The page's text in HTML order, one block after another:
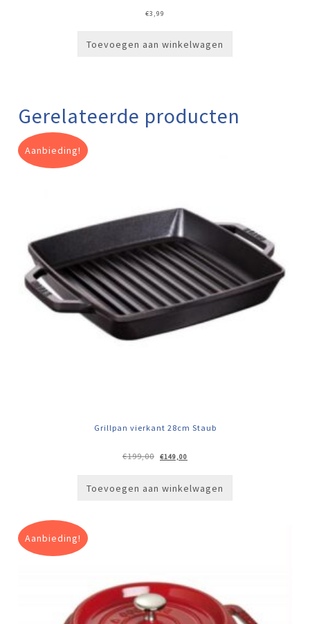
€3,99
Toevoegen aan winkelwagen
Gerelateerde producten
Aanbieding!
Grillpan vierkant 28cm Staub
€199,00
Oorspronkelijke
prijs
€149,00
prijs
Toevoegen aan winkelwagen
Aanbieding!